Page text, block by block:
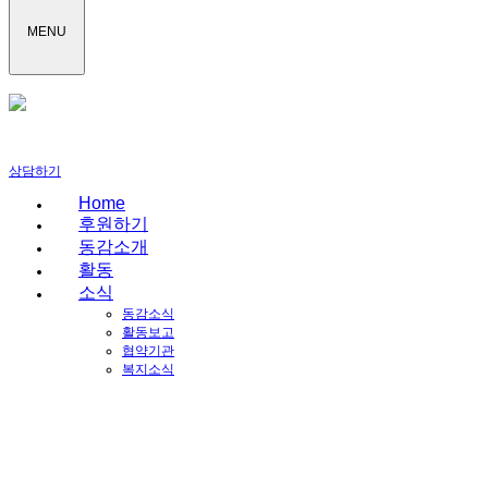
MENU
상담하기
Home
후원하기
동감소개
활동
소식
동감소식
활동보고
협약기관
복지소식